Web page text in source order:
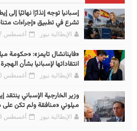
إسبانيا توجه إنذارًا نهائيًا إلى
تشرع في تطبيق «إجراءات
الإيطالية نيوز أغسطس 07, 2026
«فاينانشال تايمز»: «حكومة
انتقاداتها لإسبانيا بشأن الهجرة
الإيطالية نيوز أغسطس 06, 2026
وزير الخارجية الإسباني
ميلوني «منافقة ولم تكن
الإيطالية نيوز أغسطس 03, 2026